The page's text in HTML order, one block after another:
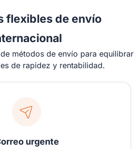
flexibles de envío
métodos de envío para equilibrar
de rapidez y rentabilidad.
urgente